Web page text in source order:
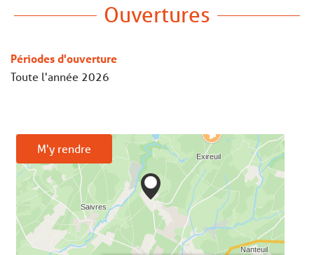
Ouvertures
Périodes d'ouverture
Toute l'année 2026
M'y rendre